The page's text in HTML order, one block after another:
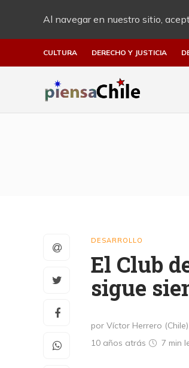
Al navegar en nuestro sitio,
CULTURA DERECHO Y JUSTICIA
DESARROLLO
El Club
sigue
por Víctor Herrero (Chile)
10 años atrás
7 min